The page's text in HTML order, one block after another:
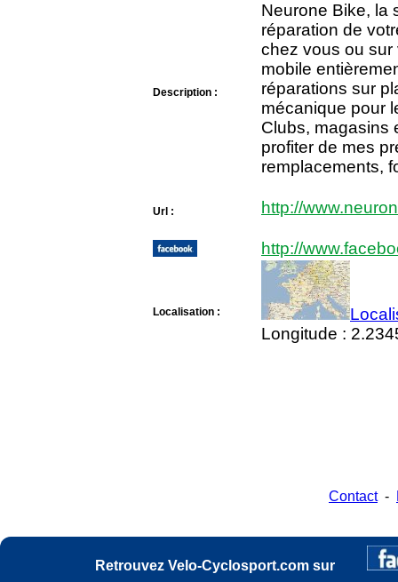
Description :
Neurone Bike, la
réparation de
chez vous ou sur
mobile
réparations sur
mécanique pour
Clubs, magasins
profiter de mes
remplacements,
Url : http://
http://
Localisation :
Longitude :
Contact-
Retrouvez Velo-Cyclosport.com sur